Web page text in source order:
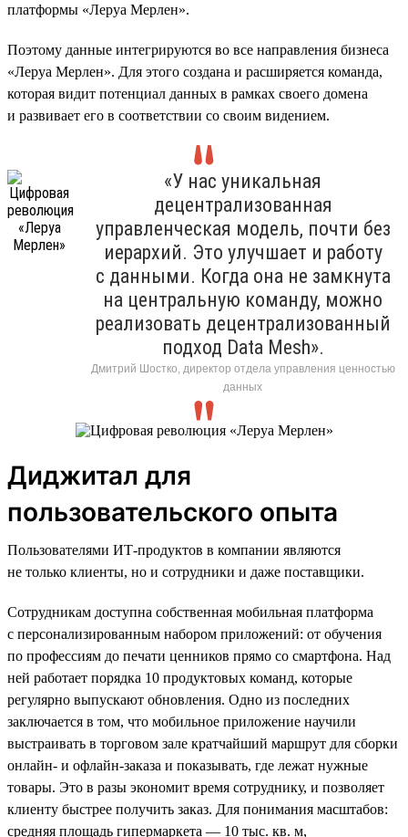
платформы «Леруа Мерлен».
Поэтому данные интегрируются во все направления бизнеса
«Леруа Мерлен». Для этого создана и расширяется команда,
которая видит потенциал данных в рамках своего домена
и развивает его в соответствии со своим видением.
«У нас уникальная
децентрализованная
управленческая модель, почти без
иерархий. Это улучшает и работу
с данными. Когда она не замкнута
на центральную команду, можно
реализовать децентрализованный
подход Data Mesh».
Дмитрий Шостко, директор отдела управления ценностью
данных
Диджитал для
пользовательского опыта
Пользователями ИТ-продуктов в компании являются
не только клиенты, но и сотрудники и даже поставщики.
Сотрудникам доступна собственная мобильная платформа
с персонализированным набором приложений: от обучения
по профессиям до печати ценников прямо со смартфона. Над
ней работает порядка 10 продуктовых команд, которые
регулярно выпускают обновления. Одно из последних
заключается в том, что мобильное приложение научили
выстраивать в торговом зале кратчайший маршрут для сборки
онлайн- и офлайн-заказа и показывать, где лежат нужные
товары. Это в разы экономит время сотруднику, и позволяет
клиенту быстрее получить заказ. Для понимания масштабов:
средняя площадь гипермаркета — 10 тыс. кв. м,